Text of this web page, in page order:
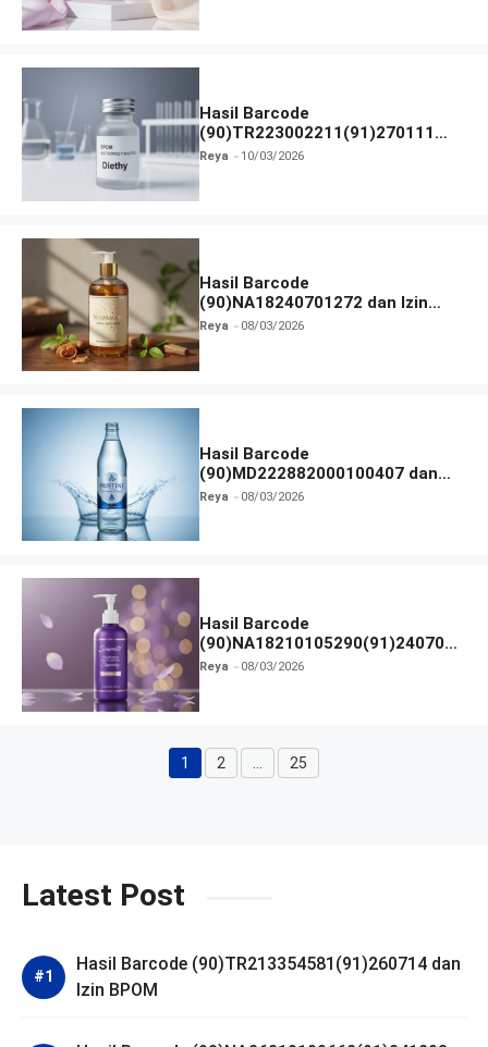
Hasil Barcode
(90)TR223002211(91)270111
dan Izin BPOM
Reya 10/03/2026
Hasil Barcode
(90)NA18240701272 dan Izin
BPOM
Reya 08/03/2026
Hasil Barcode
(90)MD222882000100407 dan
Izin BPOM
Reya 08/03/2026
Hasil Barcode
(90)NA18210105290(91)240703
dan Izin BPOM
Reya 08/03/2026
Halaman
1 Halaman
2 Halaman
25
Latest Post
Hasil Barcode (90)TR213354581(91)260714 dan
Izin BPOM